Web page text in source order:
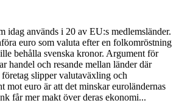
idag används i 20 av EU:s medlemsländer.
euro som valuta efter en folkomröstning
behålla svenska kronor. Argument för
handel och resande mellan länder där
slipper valutaväxling och
mot euro är att det minskar euroländernas
får mer makt över deras ekonomi...